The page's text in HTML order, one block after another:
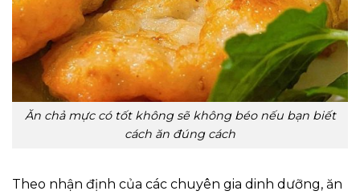
Ăn chả mực có tốt không sẽ không béo nếu bạn biết
cách ăn đúng cách
Theo nhận định của các chuyên gia dinh dưỡng, ăn